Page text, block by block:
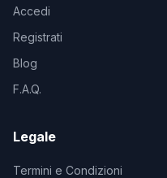
Accedi
Registrati
Blog
F.A.Q.
Legale
Termini e Condizioni